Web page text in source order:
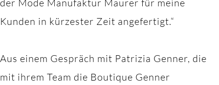
der Mode Manufaktur Maurer für meine
Kunden in kürzester Zeit angefertigt.“
Aus einem Gespräch mit Patrizia Genner, die
mit ihrem Team die Boutique Genner